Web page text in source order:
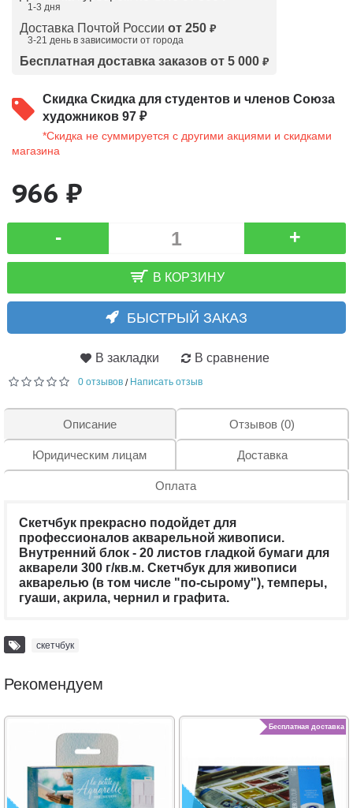
1-3 дня
Доставка Почтой России от 250 ₽
3-21 день в зависимости от города
Бесплатная доставка заказов от 5 000 ₽
Скидка Скидка для студентов и членов Союза
художников 97 ₽
*Скидка не суммируется с другими акциями и скидками
магазина
966 ₽
- +
В КОРЗИНУ
БЫСТРЫЙ ЗАКАЗ
В закладки В сравнение
0 отзывов / Написать отзыв
Описание Отзывов (0)
Юридическим лицам Доставка
Оплата
Скетчбук прекрасно подойдет для
профессионалов акварельной живописи.
Внутренний блок - 20 листов гладкой бумаги для
акварели 300 г/кв.м. Скетчбук для живописи
акварелью (в том числе "по-сырому"), темперы,
гуаши, акрила, чернил и графита.
скетчбук
Рекомендуем
Бесплатная доставка